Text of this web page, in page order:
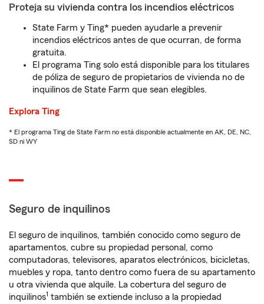
Proteja su vivienda contra los incendios eléctricos
State Farm y Ting* pueden ayudarle a prevenir
incendios eléctricos antes de que ocurran, de forma
gratuita.
El programa Ting solo está disponible para los titulares
de póliza de seguro de propietarios de vivienda no de
inquilinos de State Farm que sean elegibles.
Explora Ting
* El programa Ting de State Farm no está disponible actualmente en AK, DE, NC,
SD ni WY
Seguro de inquilinos
El seguro de inquilinos, también conocido como seguro de
apartamentos, cubre su propiedad personal, como
computadoras, televisores, aparatos electrónicos, bicicletas,
muebles y ropa, tanto dentro como fuera de su apartamento
u otra vivienda que alquile. La cobertura del seguro de
inquilinos1 también se extiende incluso a la propiedad